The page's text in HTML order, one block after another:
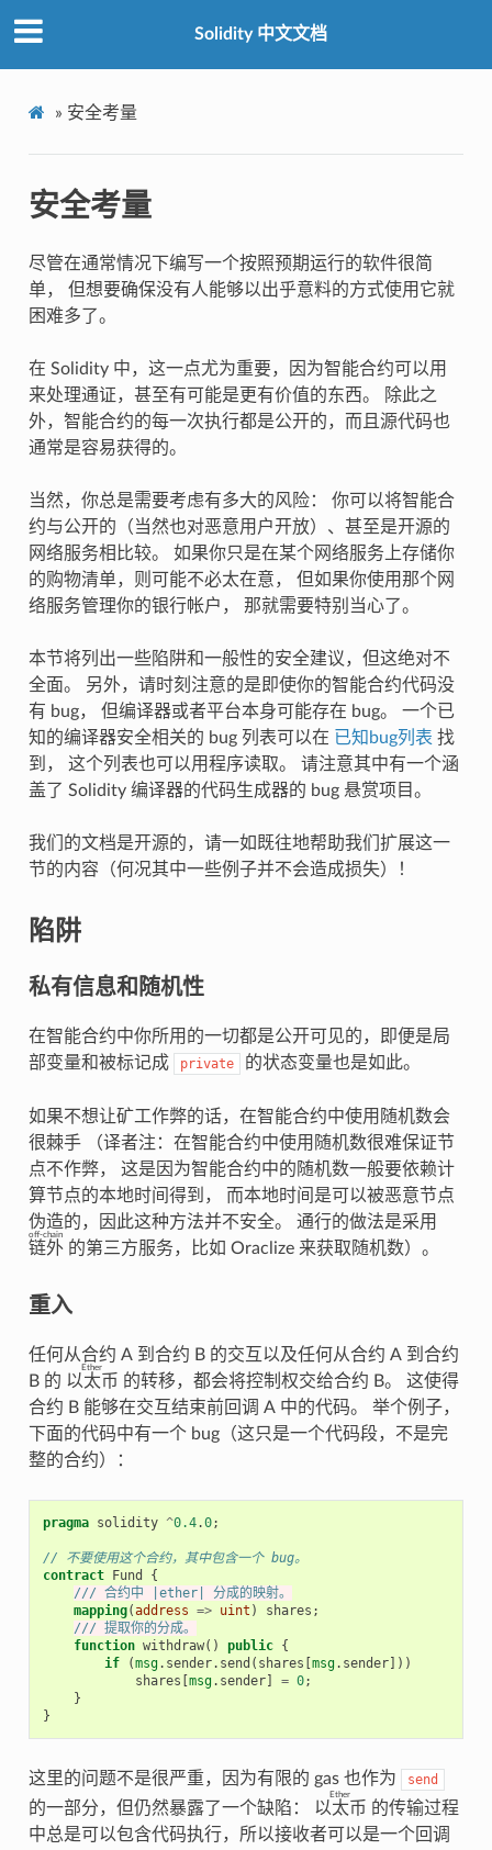
Solidity 中文文档
» 安全考量
安全考量
尽管在通常情况下编写一个按照预期运行的软件很简
单， 但想要确保没有人能够以出乎意料的方式使用它就
困难多了。
在 Solidity 中，这一点尤为重要，因为智能合约可以用
来处理通证，甚至有可能是更有价值的东西。 除此之
外，智能合约的每一次执行都是公开的，而且源代码也
通常是容易获得的。
当然，你总是需要考虑有多大的风险： 你可以将智能合
约与公开的（当然也对恶意用户开放）、甚至是开源的
网络服务相比较。 如果你只是在某个网络服务上存储你
的购物清单，则可能不必太在意， 但如果你使用那个网
络服务管理你的银行帐户， 那就需要特别当心了。
本节将列出一些陷阱和一般性的安全建议，但这绝对不
全面。 另外，请时刻注意的是即使你的智能合约代码没
有 bug， 但编译器或者平台本身可能存在 bug。 一个已
知的编译器安全相关的 bug 列表可以在 已知bug列表 找
到， 这个列表也可以用程序读取。 请注意其中有一个涵
盖了 Solidity 编译器的代码生成器的 bug 悬赏项目。
我们的文档是开源的，请一如既往地帮助我们扩展这一
节的内容（何况其中一些例子并不会造成损失）！
陷阱
私有信息和随机性
在智能合约中你所用的一切都是公开可见的，即便是局
部变量和被标记成
private 的状态变量也是如此。
如果不想让矿工作弊的话，在智能合约中使用随机数会
很棘手 （译者注：在智能合约中使用随机数很难保证节
点不作弊， 这是因为智能合约中的随机数一般要依赖计
算节点的本地时间得到， 而本地时间是可以被恶意节点
伪造的，因此这种方法并不安全。 通行的做法是采用
链外
off-chain
的第三方服务，比如 Oraclize 来获取随机数）。
重入
任何从合约 A 到合约 B 的交互以及任何从合约 A 到合约
B 的 以太币
Ether
的转移，都会将控制权交给合约 B。 这使得
合约 B 能够在交互结束前回调 A 中的代码。 举个例子，
下面的代码中有一个 bug（这只是一个代码段，不是完
整的合约）：
pragma solidity ^0.4.0;
// 不要使用这个合约，其中包含一个 bug。
contract
Fund
{
/// 合约中 |ether| 分成的映射。
mapping(address => uint ) shares ;
/// 提取你的分成。
function withdraw() public {
if
(msg. sender. send ( shares msg. sender]))
shares msg. sender] = 0;
}
}
这里的问题不是很严重，因为有限的 gas 也作为 send
的一部分，但仍然暴露了一个缺陷： 以太币
Ether
的传输过程
中总是可以包含代码执行，所以接收者可以是一个回调